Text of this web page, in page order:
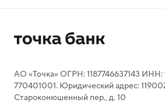
АО «Точка» ОГРН: 1187746637143
770401001. Юридический адрес:
Староконюшенный пер., д. 10